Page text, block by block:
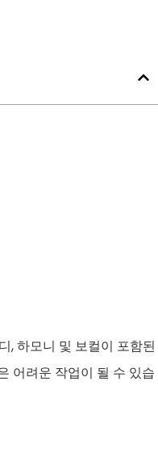
, 하모니 및 보컬이 포함된
어려운 작업이 될 수 있습